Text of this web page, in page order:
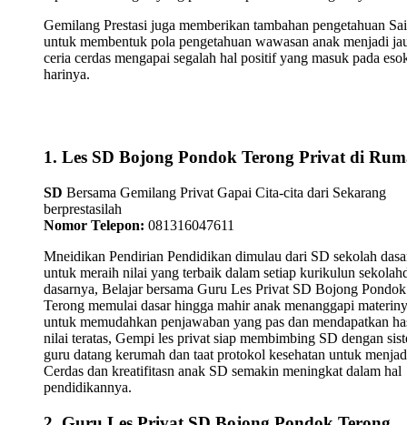
Gemilang Prestasi juga memberikan tambahan pengetahuan
untuk membentuk pola pengetahuan wawasan anak menjadi
ceria cerdas mengapai segalah hal positif yang masuk pada
harinya.
1. Les SD Bojong Pondok Terong Privat di
SD Bersama Gemilang Privat Gapai Cita-cita dari Sekarang
berprestasilah
Nomor Telepon: 081316047611
Mneidikan Pendirian Pendidikan dimulau dari SD sekolah
untuk meraih nilai yang terbaik dalam setiap kurikulun
dasarnya, Belajar bersama Guru Les Privat SD Bojong Pondok
Terong memulai dasar hingga mahir anak menanggapi
untuk memudahkan penjawaban yang pas dan mendapatkan
nilai teratas, Gempi les privat siap membimbing SD dengan
guru datang kerumah dan taat protokol kesehatan untuk
Cerdas dan kreatifitasn anak SD semakin meningkat dalam hal
pendidikannya.